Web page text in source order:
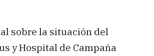
sobre la situación del
y Hospital de Campaña